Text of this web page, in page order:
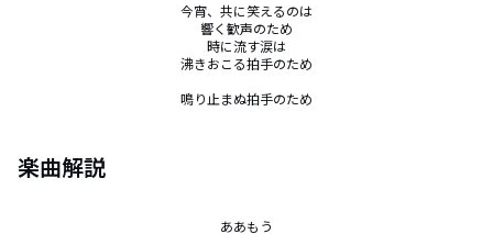
今宵、共に笑えるのは
響く歓声のため
時に流す涙は
沸きおこる拍手のため
鳴り止まぬ拍手のため
楽曲解説
ああもう